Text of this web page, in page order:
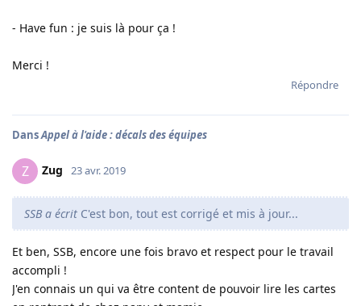
- Have fun : je suis là pour ça !
Merci !
Répondre
DansAppel à l'aide : décals des équipes
Z Zug 23 avr. 2019
SSB a écrit C'est bon, tout est corrigé et mis à jour...
Et ben, SSB, encore une fois bravo et respect pour le travail
accompli !
J'en connais un qui va être content de pouvoir lire les cartes